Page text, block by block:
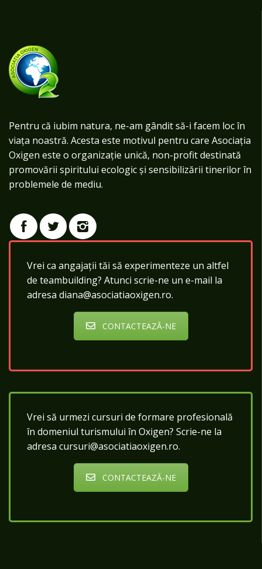
Pentru că iubim natura, ne-am gândit să-i facem loc în
viața noastră. Acesta este motivul pentru care Asociația
Oxigen este o organizație unică, non-profit destinată
promovării spiritului ecologic și sensibilizării tinerilor în
problemele de mediu.
Vrei ca angajații tăi să experimenteze un altfel
de teambuilding? Atunci scrie-ne un e-mail la
adresa diana@asociatiaoxigen.ro.
CONTACTEAZĂ-NE
Vrei să urmezi cursuri de formare profesională
în domeniul turismului în Oxigen? Scrie-ne la
adresa cursuri@asociatiaoxigen.ro.
CONTACTEAZĂ-NE